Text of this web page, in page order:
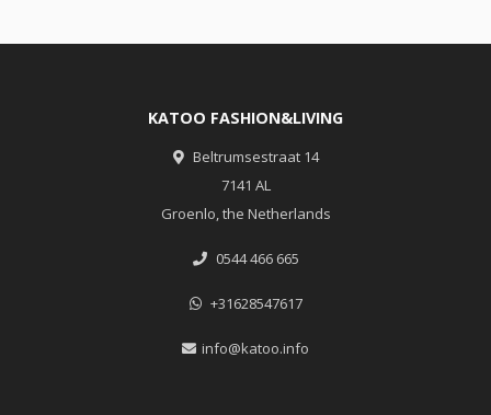
KATOO FASHION&LIVING
Beltrumsestraat 14
7141 AL
Groenlo, the Netherlands
0544 466 665
+31628547617
info@katoo.info